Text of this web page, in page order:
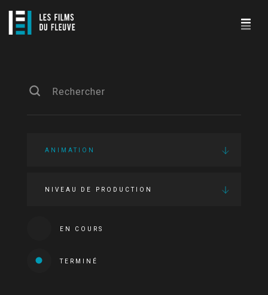
ANIMATION
NIVEAU DE PRODUCTION
EN COURS
TERMINÉ